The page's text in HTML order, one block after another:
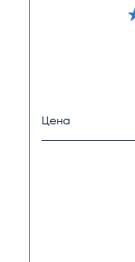
Цена